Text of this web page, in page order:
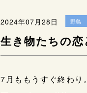
2024年07月28日 野鳥
生き物たちの
7月ももうすぐ終わり。